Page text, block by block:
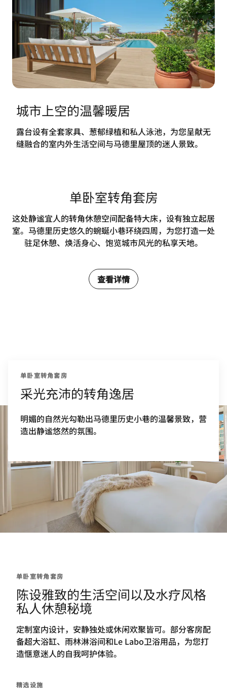
城市上空的温馨暖居
露台设有全套家具、葱郁绿植和私人泳池，为您呈献无
缝融合的室内外生活空间与马德里屋顶的迷人景致。
单卧室转角套房
这处静谧宜人的转角休憩空间配备特大床，设有独立起居
室。马德里历史悠久的蜿蜒小巷环绕四周，为您打造一处
驻足休憩、焕活身心、饱览城市风光的私享天地。
查看详情
单卧室转角套房
采光充沛的转角逸居
明媚的自然光勾勒出马德里历史小巷的温馨景致，营
造出静谧悠然的氛围。
单卧室转角套房
陈设雅致的生活空间以及水疗风格
私人休憩秘境
定制室内设计，安静独处或休闲欢聚皆可。部分客房配
备超大浴缸、雨林淋浴间和Le Labo卫浴用品，为您打
造惬意迷人的自我呵护体验。
精选设施